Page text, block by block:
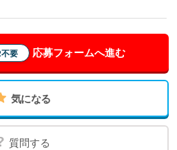
要 応募フォームへ進む
気になる
質問する